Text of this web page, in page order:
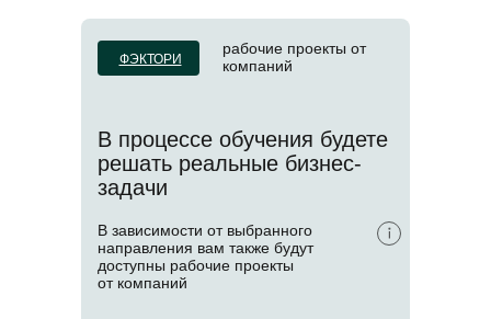
В процессе обучения будете
решать реальные бизнес-
задачи
В зависимости от выбранного
направления вам также будут
доступны рабочие проекты
от компаний
ФЭКТОРИ
рабочие проекты от
компаний